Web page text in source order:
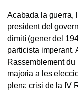
Acabada la guerra,
president del
dimití (gener del
partidista imperant.
Rassemblement
majoria a les
plena crisi de la IV